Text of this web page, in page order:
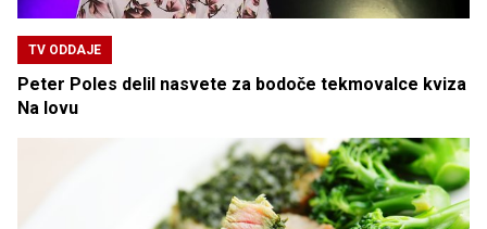
TV ODDAJE
Peter Poles delil nasvete za bodoče tekmovalce kviza
Na lovu